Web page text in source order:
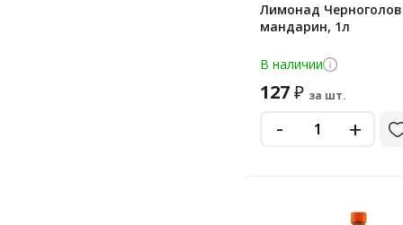
Лимонад
мандарин, 1л
В наличии
127₽ за шт.
- +